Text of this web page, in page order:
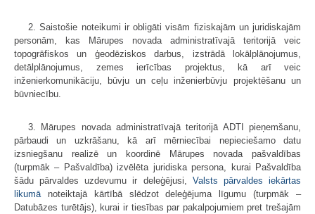
2. Saistošie noteikumi ir obligāti visām fiziskajām un juridiskajām
personām, kas Mārupes novada administratīvajā teritorijā veic
topogrāfiskos un ģeodēziskos darbus, izstrādā lokālplānojumus,
detālplānojumus, zemes ierīcības projektus, kā arī veic
inženierkomunikāciju, būvju un ceļu inženierbūvju projektēšanu un
būvniecību.
3. Mārupes novada administratīvajā teritorijā ADTI pieņemšanu,
pārbaudi un uzkrāšanu, kā arī mērniecībai nepieciešamo datu
izsniegšanu realizē un koordinē Mārupes novada pašvaldības
(turpmāk – Pašvaldība) izvēlēta juridiska persona, kurai Pašvaldība
šādu pārvaldes uzdevumu ir deleģējusi, Valsts pārvaldes iekārtas
likumā noteiktajā kārtībā slēdzot deleģējuma līgumu (turpmāk –
Datubāzes turētājs), kurai ir tiesības par pakalpojumiem pret trešajām